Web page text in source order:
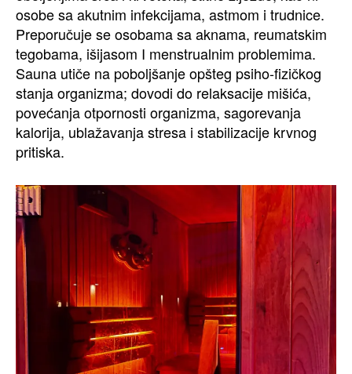
osobe sa akutnim infekcijama, astmom i trudnice.
Preporučuje se osobama sa aknama, reumatskim
tegobama, išijasom I menstrualnim problemima.
Sauna utiče na poboljšanje opšteg psiho-fizičkog
stanja organizma; dovodi do relaksacije mišića,
povećanja otpornosti organizma, sagorevanja
kalorija, ublažavanja stresa i stabilizacije krvnog
pritiska.